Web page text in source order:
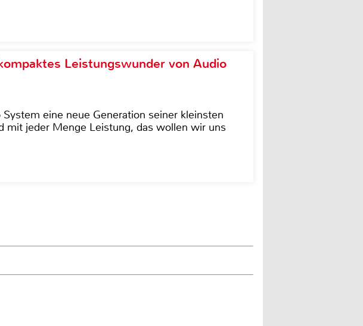
Leistungswunder von Audio
eine neue Generation seiner kleinsten
mit jeder Menge Leistung, das wollen wir uns